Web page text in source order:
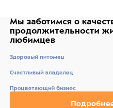
Мы заботимся о
продолжительности
любимцев
Здоровый питомец
Счастливый владелец
Процветающий бизнес